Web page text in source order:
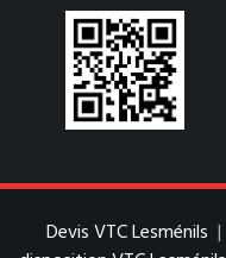
Devis VTC Lesménils |